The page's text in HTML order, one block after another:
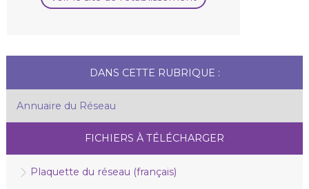
DANS CETTE RUBRIQUE :
Annuaire du Réseau
FICHIERS À TÉLÉCHARGER
Plaquette du réseau (français)